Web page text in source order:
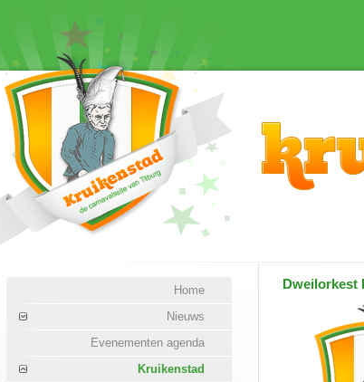
Home
Nieuws
Evenementen agenda
Kruikenstad
Dweilorkest